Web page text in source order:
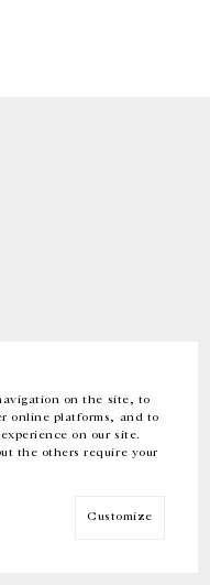
on the site, to
online platforms, and to
on our site.
the others require your
Customize